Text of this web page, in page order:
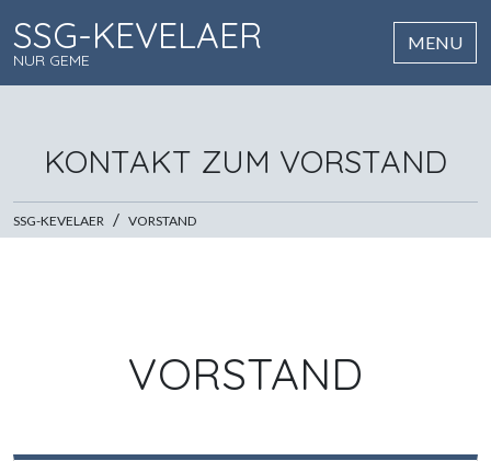
SSG-KEVELAER
N
MENU
KONTAKT ZUM VORSTAND
SSG-KEVELAER VORSTAND
VORSTAND